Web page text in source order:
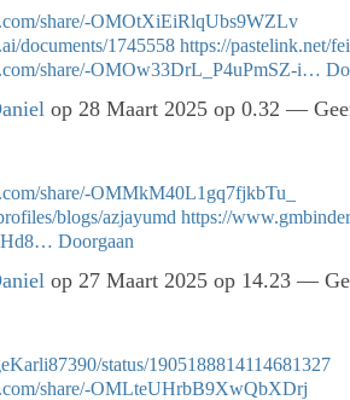
share/-OMOtXiEiRlqUbs9WZLv
documents/1745558 https://pastelink.net/
share/-OMOw33DrL_P4uPmSZ-i…
op 28 Maart 2025 op 0.32 —
share/-OMMkM40L1gq7fjkbTu_
blogs/azjayumd https://
Doorgaan
op 27 Maart 2025 op 14.23 —
status/1905188814114681327
share/-OMLteUHrbB9XwQbXDrj